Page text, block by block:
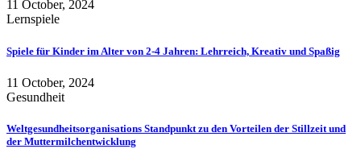
11 October, 2024
Lernspiele
Spiele für Kinder im Alter von 2-4 Jahren: Lehrreich, Kreativ und Spaßig
11 October, 2024
Gesundheit
Weltgesundheitsorganisations Standpunkt zu den Vorteilen der Stillzeit und
der Muttermilchentwicklung